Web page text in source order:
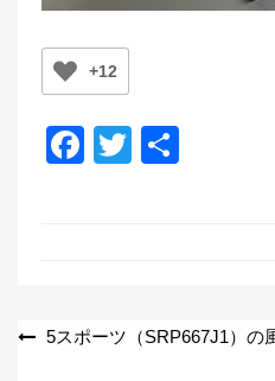
+12
F
o
T
投 5スポーツ（SRP667J1）の